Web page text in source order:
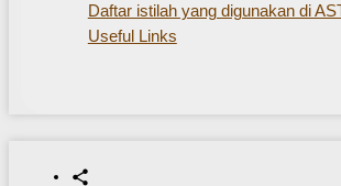
Daftar istilah yang digunakan di
Useful Links